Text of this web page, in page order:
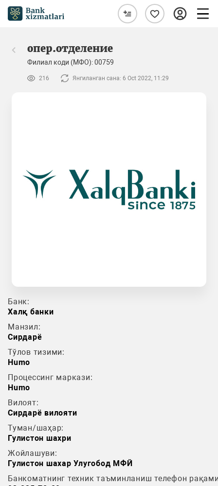
опер.отделение
Филиал коди (МФО): 00759
216 Янгиланган сана: 6 Oct 2022, 11:29
Банк:
Халқ банки
Манзил:
Сирдарё
Тўлов тизими:
Humo
Процессинг маркази:
Humo
Вилоят:
Сирдарё вилояти
Туман/шаҳар:
Гулистон шахри
Жойлашуви:
Гулистон шахар Улугобод МФЙ
Банкоматнинг техник таъминланиш телефон